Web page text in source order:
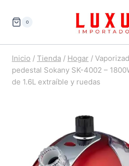
0
Inicio / Tienda / Hogar /
pedestal Sokany SK-4002 –
de 1.6L extraíble y ruedas